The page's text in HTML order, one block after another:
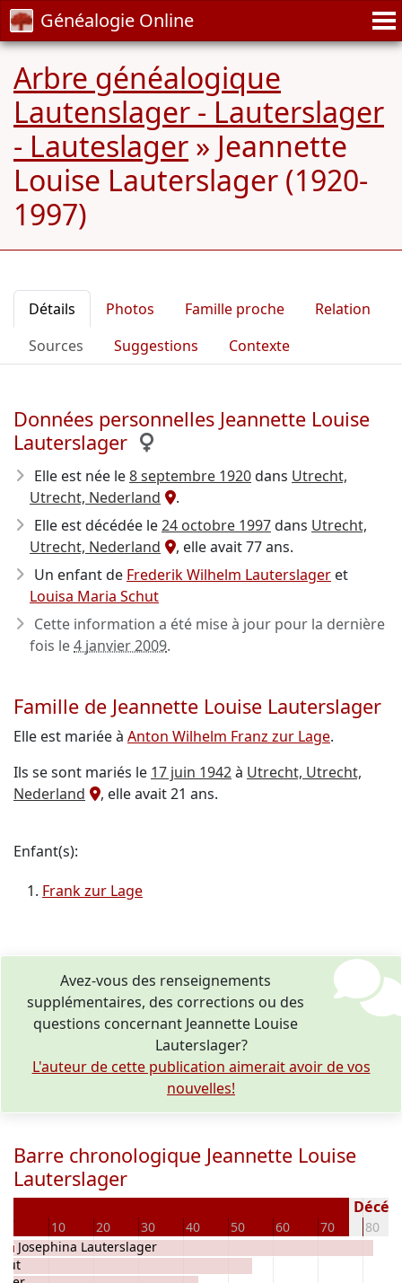
Généalogie Online
Arbre généalogique
Lautenslager - Lauterslager
- Lauteslager » Jeannette
Louise Lauterslager (1920-
1997)
Détails Photos Famille proche
Relation
Sources
Suggestions Contexte
Données personnelles Jeannette Louise
Lauterslager
Elle est née le8 septembre 1920dans Utrecht,
Utrecht, Nederland
.
Elle est décédée le24 octobre 1997dans Utrecht,
Utrecht, Nederland
, elle avait 77 ans.
Un enfant de Frederik Wilhelm Lauterslager et
Louisa Maria Schut
Cette information a été mise à jour pour la dernière
fois le4 janvier 2009.
Famille de Jeannette Louise Lauterslager
Elle est mariée à Anton Wilhelm Franz zur Lage.
Ils se sont mariés le 17 juin 1942à Utrecht, Utrecht,
Nederland
, elle avait 21 ans.
Enfant(s):
Frank zur Lage
Avez-vous des renseignements
supplémentaires, des corrections ou des
questions concernant Jeannette Louise
Lauterslager?
L'auteur de cette publication aimerait avoir de vos
nouvelles!
Barre chronologique Jeannette Louise
Lauterslager
0 10 20 30 40 50 60 70 80
Josephina Lauterslager